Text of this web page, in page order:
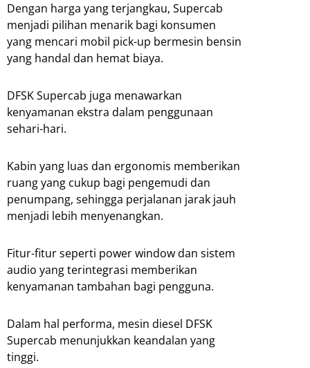
Dengan harga yang terjangkau, Supercab
menjadi pilihan menarik bagi konsumen
yang mencari mobil pick-up bermesin bensin
yang handal dan hemat biaya.
DFSK Supercab juga menawarkan
kenyamanan ekstra dalam penggunaan
sehari-hari.
Kabin yang luas dan ergonomis memberikan
ruang yang cukup bagi pengemudi dan
penumpang, sehingga perjalanan jarak jauh
menjadi lebih menyenangkan.
Fitur-fitur seperti power window dan sistem
audio yang terintegrasi memberikan
kenyamanan tambahan bagi pengguna.
Dalam hal performa, mesin diesel DFSK
Supercab menunjukkan keandalan yang
tinggi.